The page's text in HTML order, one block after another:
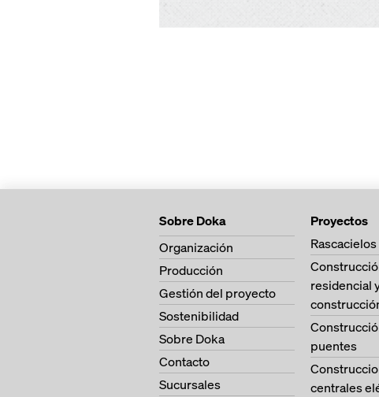
Sobre Doka
Organización
Producción
Gestión del proyecto
Sostenibilidad
Sobre Doka
Contacto
Sucursales
Proyectos
Rascacielos
residencial
puentes
centrales